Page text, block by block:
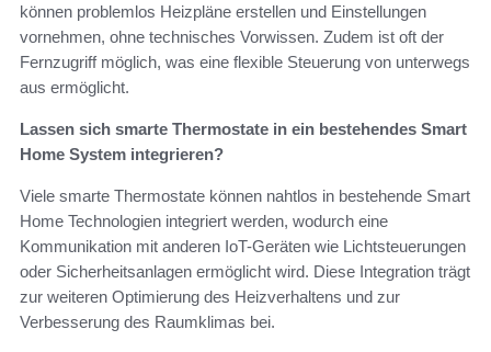
können problemlos Heizpläne erstellen und Einstellungen
vornehmen, ohne technisches Vorwissen. Zudem ist oft der
Fernzugriff möglich, was eine flexible Steuerung von unterwegs
aus ermöglicht.
Lassen sich smarte Thermostate in ein bestehendes Smart
Home System integrieren?
Viele smarte Thermostate können nahtlos in bestehende Smart
Home Technologien integriert werden, wodurch eine
Kommunikation mit anderen IoT-Geräten wie Lichtsteuerungen
oder Sicherheitsanlagen ermöglicht wird. Diese Integration trägt
zur weiteren Optimierung des Heizverhaltens und zur
Verbesserung des Raumklimas bei.